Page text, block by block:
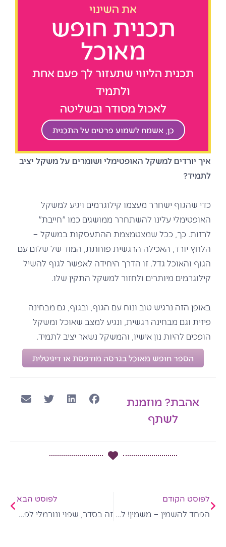
את השינוי
תכנית חופש
מאוכל
תכנית הליווי שתעזור לך פעם אחת
ולתמיד
לאכול מסודר ובשליטה
כן, אשמח לשמוע פרטים על התכנית
איך יורדים למשקל האופטימלי ושומרים על משקל יציב
לתמיד?
כדי שהגוף ישחרר מעצמו קילוגרמים ויגיע למשקל
האופטימלי עלינו להשתחרר ממושגים כמו "חייבת"
לרזות. כך, ככל שמצטמצמת ההתעסקות במשקל –
הלחץ יורד, האכילה הרגשית פוחתת, המוד של שלום עם
הגוף והאוכל גדל. זו הדרך היחידה לאפשר לגוף להשיל
קילוגרמים מיותרים ולחזור למשקל התקין שלו.
באופן הזה נרגיש טוב ונוח עם הגוף, ובגוף, גם מבחינה
פיזית וגם מבחינה רגשית, ונגיע למצב שאוכל ומשקל
הופכים להיות נון אישיו, והמשקל נשאר יציב לתמיד.
הספר חופש מאוכל בגרסה מודפסת או דיגיטלית
אהבת? מוזמנת
לשתף
לפוסט הקודם
הפחד להשמין – משמין! למה ואיך?
לפוסט הבא
זה בסדר, שפוי ונורמלי לפנות לאוכל במצבי מצוקה